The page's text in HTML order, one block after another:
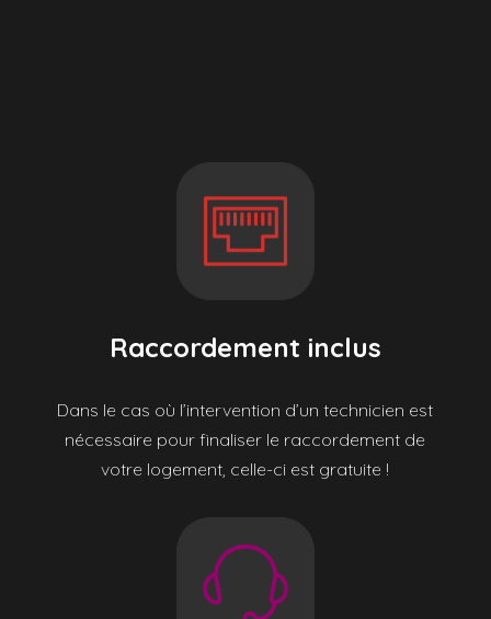
Raccordement inclus
Dans le cas où l’intervention d’un technicien est
nécessaire pour finaliser le raccordement de
votre logement, celle-ci est gratuite !